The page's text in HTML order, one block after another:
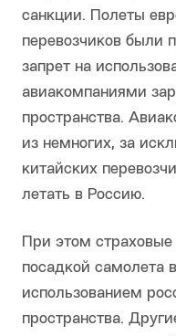
санкции. Полеты
перевозчиков были
запрет на
авиакомпаниями
пространства.
из немногих, за
китайских
летать в Россию.
При этом
посадкой самолета
использованием
пространства.